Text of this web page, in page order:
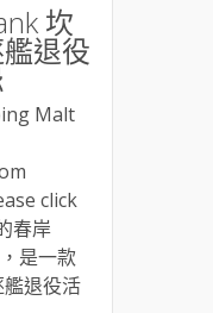
坎
退役
Malt
click
春岸
是一款
退役活